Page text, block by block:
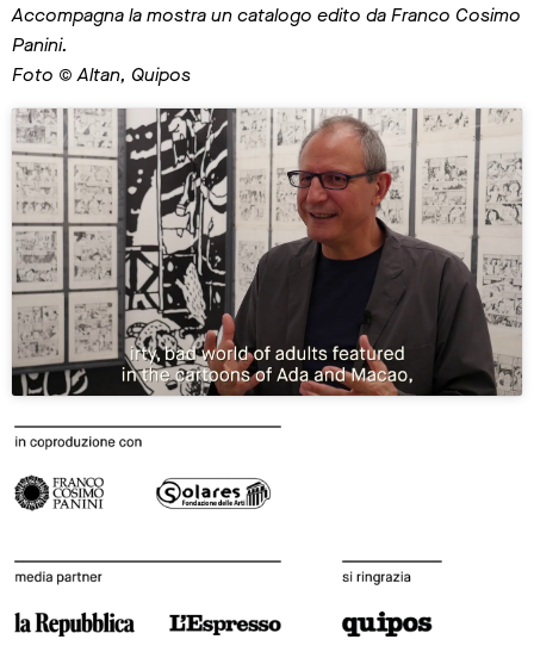
Accompagna la mostra un catalogo edito da Franco Cosimo
Panini.
Foto © Altan, Quipos